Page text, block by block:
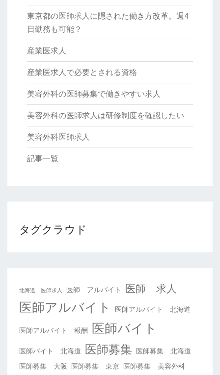
東京都の医師求人に隠された働き方改革。週4
日勤務も可能？
産業医求人
産業医求人で必要とされる資格
美容外科の医師募集で働きやすい求人
美容外科の医師求人は研修制度を確認したい
美容外科医師求人
記事一覧
タグクラウド
北海道 医師求人 医師 アルバイト 医師 求人
医師アルバイト 医師アルバイト 北海道
医師アルバイト 報酬 医師バイト
医師バイト 北海道 医師募集 医師募集 北海道
医師募集 大阪
医師募集 東京 医師募集 美容外科